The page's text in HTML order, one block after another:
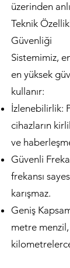
üzerinden
Teknik
Güvenliği
Sistemimiz,
en yüksek
kullanır:
İzlenebilirlik:
cihazların
ve
Güvenli
frekansı
karışmaz.
Geniş
metre